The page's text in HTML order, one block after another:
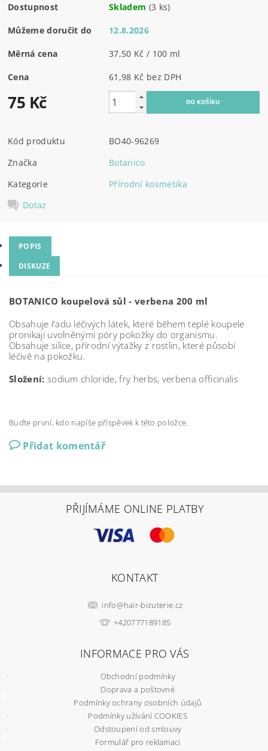
Dostupnost Skladem (3 ks)
Můžeme doručit do 12.8.2026
Měrná cena 37,50 Kč / 100 ml
Cena 61,98 Kč bez DPH
75 Kč
Kód produktu
BO40-96269
Značka
Botanico
Kategorie
Přírodní kosmetika
Dotaz
POPIS
DISKUZE
BOTANICO koupelová sůl - verbena 200 ml
Obsahuje řadu léčivých látek, které během teplé koupele
pronikají uvolněnými póry pokožky do organismu.
Obsahuje silice, přírodní výtažky z rostlin, které působí
léčivě na pokožku.
Složení: sodium chloride, fry herbs, verbena officinalis
Buďte první, kdo napíše příspěvek k této položce.
Přidat komentář
PŘIJÍMÁME ONLINE PLATBY
KONTAKT
info@hair-bizuterie.cz
+420777189185
INFORMACE PRO VÁS
Obchodní podmínky
Doprava a poštovné
Podmínky ochrany osobních údajů
Podmínky užívání COOKIES
Odstoupení od smlouvy
Formulář pro reklamaci